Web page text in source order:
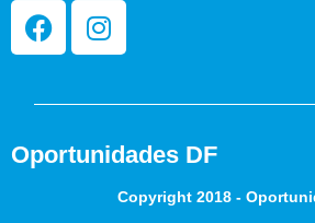
Oportunidades DF
Copyright 2018 -